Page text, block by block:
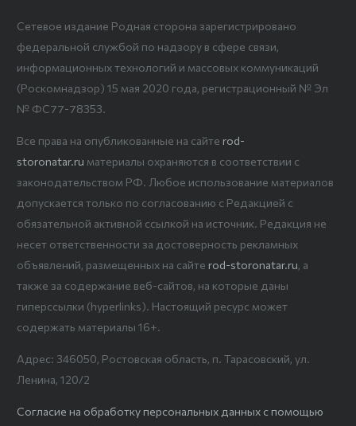
Сетевое издание Родная сторона зарегистрировано
федеральной службой по надзору в сфере связи,
информационных технологий и массовых коммуникаций
(Роскомнадзор) 15 мая 2020 года, регистрационный № Эл
№ ФС77-78353.
Все права на опубликованные на сайте rod-
storonatar.ru материалы охраняются в соответствии с
законодательством РФ. Любое использование материалов
допускается только по согласованию с Редакцией с
обязательной активной ссылкой на источник. Редакция не
несет ответственности за достоверность рекламных
объявлений, размещенных на сайте rod-storonatar.ru, а
также за содержание веб-сайтов, на которые даны
гиперссылки (hyperlinks). Настоящий ресурс может
содержать материалы 16+.
Адрес: 346050, Ростовская область, п. Тарасовский, ул.
Ленина, 120/2
Согласие на обработку персональных данных с помощью